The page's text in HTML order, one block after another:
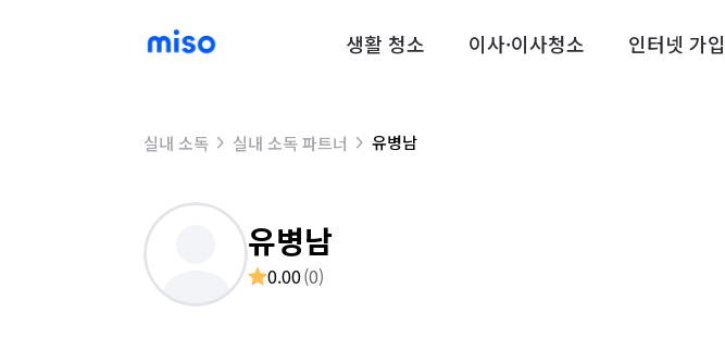
생활 청소 이사·이사청소 인터넷 가입
실내 소독 실내 소독 파트너 유병남
유병남
0.00(0)